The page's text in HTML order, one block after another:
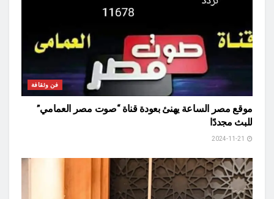
فن وثقافة
موقع مصر الساعة يهنئ بعودة قناة “صوت مصر العمامي”
للبث مجددًا